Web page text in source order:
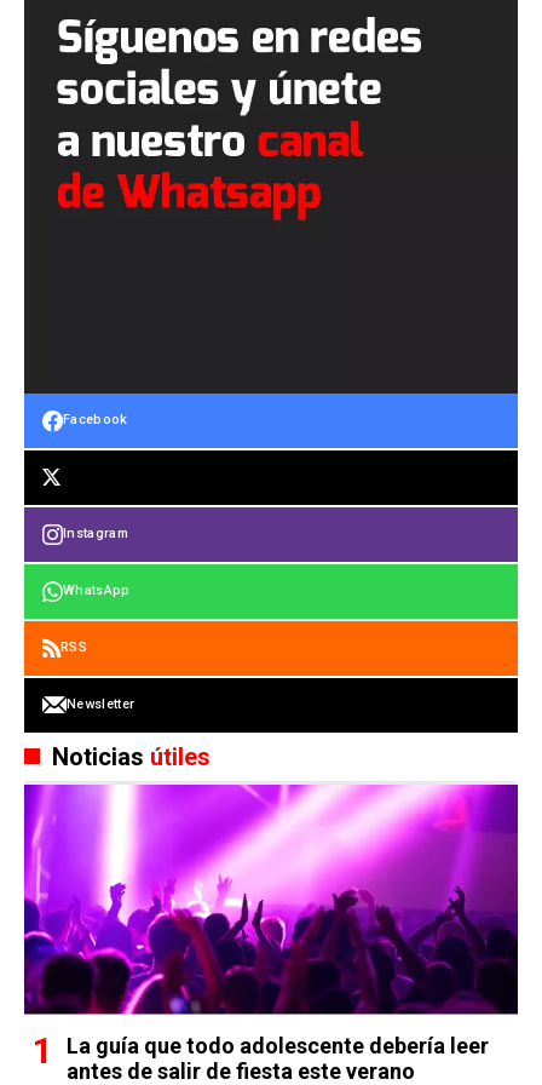
Facebook
Instagram
WhatsApp
RSS
Newsletter
Noticias útiles
La guía que todo adolescente debería leer
antes de salir de fiesta este verano